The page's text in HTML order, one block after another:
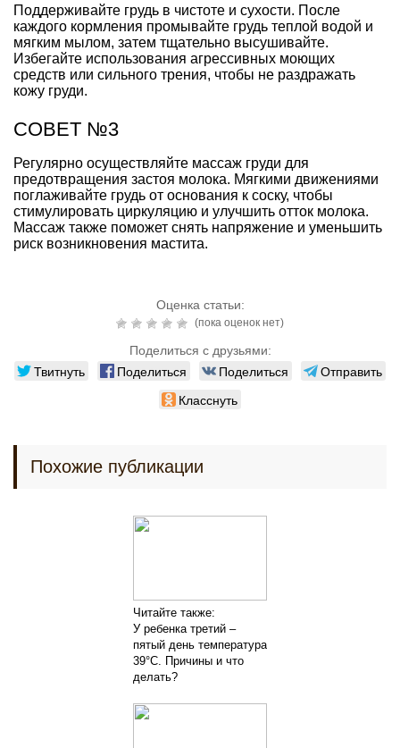
Поддерживайте грудь в чистоте и сухости. После
каждого кормления промывайте грудь теплой водой и
мягким мылом, затем тщательно высушивайте.
Избегайте использования агрессивных моющих
средств или сильного трения, чтобы не раздражать
кожу груди.
СОВЕТ №3
Регулярно осуществляйте массаж груди для
предотвращения застоя молока. Мягкими движениями
поглаживайте грудь от основания к соску, чтобы
стимулировать циркуляцию и улучшить отток молока.
Массаж также поможет снять напряжение и уменьшить
риск возникновения мастита.
Оценка статьи:
(пока оценок нет)
Поделиться с друзьями:
Твитнуть Поделиться Поделиться
Отправить
Класснуть
Похожие публикации
Читайте также:
У ребенка третий –
пятый день температура
39°С. Причины и что
делать?